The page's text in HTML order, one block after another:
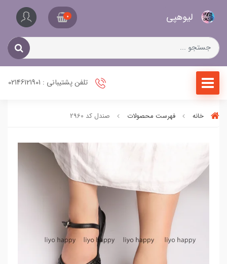
لیو‌هپی 0
تلفن پشتیبانی : 02146121901
خانه فهرست محصولات صندل کد 2960